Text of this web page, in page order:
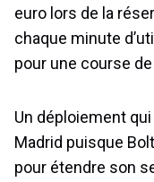
euro lors de la
chaque minute
pour une course
Un déploiement
Madrid puisque
pour étendre son